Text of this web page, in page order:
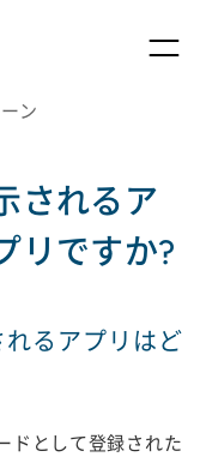
ン
されるア
リですか?
れるアプリはど
ドとして登録された